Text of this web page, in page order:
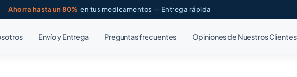
Ahorra hasta un 80% en tus medicamentos — Entrega rápida
Envío y Entrega Preguntas frecuentes Opiniones de Nuestros Clientes